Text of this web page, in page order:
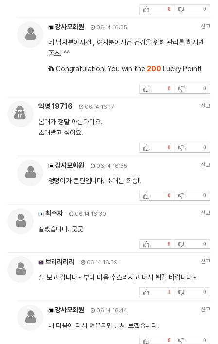
0 0
강사모회원 06.14 16:35 신고
네 남자분이시건 , 여자분이시건 건강을 위해 관리를 하시면
좋죠. ^^
Congratulation! You win the 200 Lucky Point!
0 0
익명 19716 06.14 16:17 신고
몸매가 정말 아름다워요.
초대받고 싶어요.
0 0
강사모회원 06.14 16:35 신고
엉덩이가 큰편입니다. 초대는 죄송!!
0 0
최수자 06.14 16:30 신고
잘봤습니다. 굿굿
0 0
브리리리리 06.14 16:39 신고
잘 보고 갑니다~ 부디 마음 추스리시고 다시 뵙길 바랍니다~
1 0
강사모회원 06.14 16:44 신고
네 다음에 다시 여유되면 글써 보겠습니다.
0 0